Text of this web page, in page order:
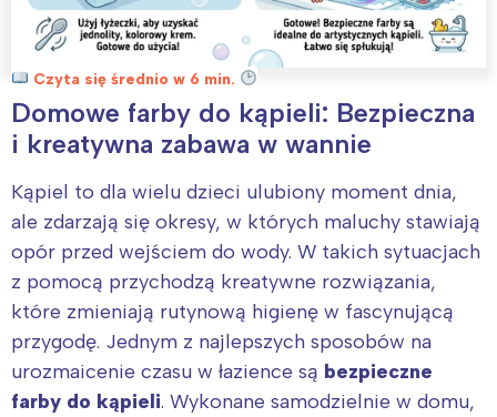
Czyta się średnio w 6 min.
Domowe farby do kąpieli: Bezpieczna
i kreatywna zabawa w wannie
Kąpiel to dla wielu dzieci ulubiony moment dnia,
ale zdarzają się okresy, w których maluchy stawiają
opór przed wejściem do wody. W takich sytuacjach
z pomocą przychodzą kreatywne rozwiązania,
które zmieniają rutynową higienę w fascynującą
przygodę. Jednym z najlepszych sposobów na
urozmaicenie czasu w łazience są bezpieczne
farby do kąpieli. Wykonane samodzielnie w domu,